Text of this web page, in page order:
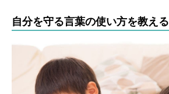
自分を守る言葉の使い方を教える